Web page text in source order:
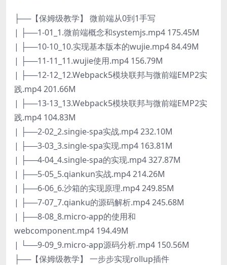
├──【保姆级教学】 微前端从0到1手写
| ├──1-01_1.微前端概念和systemjs.mp4 175.45M
| ├──10-10_10.实现基本版本的wujie.mp4 84.49M
| ├──11-11_11.wujie使用.mp4 156.79M
| ├──12-12_12.Webpack5模块联邦与微前端EMP2实
践.mp4 201.66M
| ├──13-13_13.Webpack5模块联邦与微前端EMP2实
践.mp4 104.83M
| ├──2-02_2.singie-spa实战.mp4 232.10M
| ├──3-03_3.single-spa实现.mp4 163.81M
| ├──4-04_4.single-spa的实现.mp4 327.87M
| ├──5-05_5.qiankun实战.mp4 214.26M
| ├──6-06_6.沙箱的实现原理.mp4 249.85M
| ├──7-07_7.qianku的源码解析.mp4 245.68M
| ├──8-08_8.micro-app的使用和
webcomponent.mp4 194.49M
| └──9-09_9.micro-app源码分析.mp4 150.56M
├──【保姆级教学】 一步步实现rollup插件